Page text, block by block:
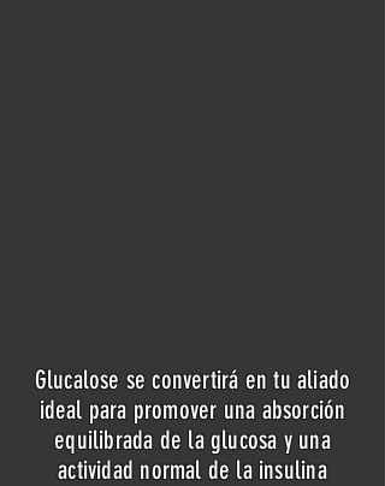
Glucalose se convertirá en tu aliado
ideal para promover una absorción
equilibrada de la glucosa y una
actividad normal de la insulina